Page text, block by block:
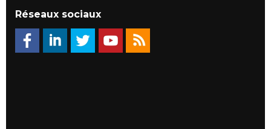
Réseaux sociaux